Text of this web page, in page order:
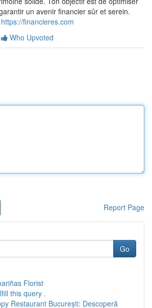
un avenir financier sûr et serein.
https://financieres.com
Who Upvoted
Report Page
Go
Florist
this query .
Restaurant București: Descoperă